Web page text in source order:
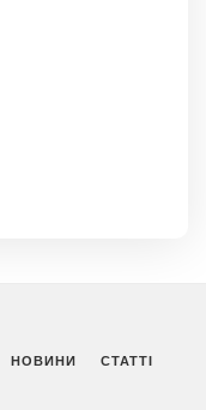
НОВИНИ СТАТТІ